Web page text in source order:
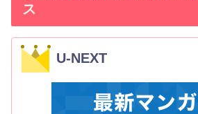
ス
U-NEXT